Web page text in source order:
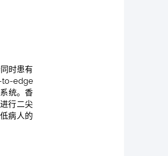
时患有
to-edge
统。香
行二尖
病人的